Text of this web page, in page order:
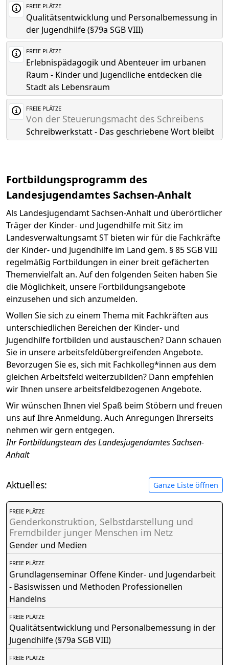
FREIE PLÄTZE
Qualitätsentwicklung und Personalbemessung in
der Jugendhilfe (§79a SGB VIII)
FREIE PLÄTZE
Erlebnispädagogik und Abenteuer im urbanen
Raum - Kinder und Jugendliche entdecken die
Stadt als Lebensraum
FREIE PLÄTZE
Von der Steuerungsmacht des Schreibens
Schreibwerkstatt - Das geschriebene Wort bleibt
Fortbildungsprogramm des
Landesjugendamtes Sachsen-Anhalt
Als Landesjugendamt Sachsen-Anhalt und überörtlicher
Träger der Kinder- und Jugendhilfe mit Sitz im
Landesverwaltungsamt ST bieten wir für die Fachkräfte
der Kinder- und Jugendhilfe im Land gem. § 85 SGB VIII
regelmäßig Fortbildungen in einer breit gefächerten
Themenvielfalt an. Auf den folgenden Seiten haben Sie
die Möglichkeit, unsere Fortbildungsangebote
einzusehen und sich anzumelden.
Wollen Sie sich zu einem Thema mit Fachkräften aus
unterschiedlichen Bereichen der Kinder- und
Jugendhilfe fortbilden und austauschen? Dann schauen
Sie in unsere arbeitsfeldübergreifenden Angebote.
Bevorzugen Sie es, sich mit Fachkolleg*innen aus dem
gleichen Arbeitsfeld weiterzubilden? Dann empfehlen
wir Ihnen unsere arbeitsfeldbezogenen Angebote.
Wir wünschen Ihnen viel Spaß beim Stöbern und freuen
uns auf Ihre Anmeldung. Auch Anregungen Ihrerseits
nehmen wir gern entgegen.
Ihr Fortbildungsteam des Landesjugendamtes Sachsen-
Anhalt
Aktuelles: Ganze Liste öffnen
FREIE PLÄTZE
Genderkonstruktion, Selbstdarstellung und
Fremdbilder junger Menschen im Netz
Gender und Medien
FREIE PLÄTZE
Grundlagenseminar Offene Kinder- und Jugendarbeit
- Basiswissen und Methoden Professionellen
Handelns
FREIE PLÄTZE
Qualitätsentwicklung und Personalbemessung in der
Jugendhilfe (§79a SGB VIII)
FREIE PLÄTZE